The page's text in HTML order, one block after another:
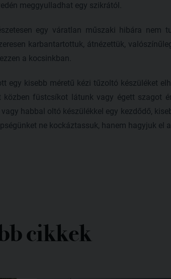
meggyulladhat egy szikrától.
egy váratlan műszaki hibára
karbantartottuk, átnézettük,
a kocsinkban.
egy kisebb méretű kézi tűzoltó készüléket
közben füstcsíkot látunk vagy égett szagot
habbal oltó készülékkel egy kezdődő,
ne kockáztassuk, hanem hagyjuk el
cikkek